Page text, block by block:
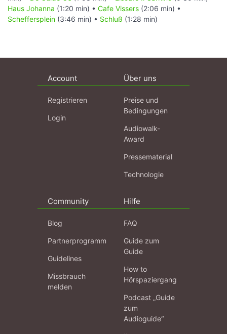
Haus Johanna (1:20 min) • Cafe Vissers (2:06 min) •
Scheffersplein (3:46 min) • Schluß (1:28 min)
Account
Registrieren
Login
Über uns
Preise und
Bedingungen
Audiowalk-
Award
Pressematerial
Technologie
Community
Blog
Partnerprogramm
Guidelines
Missbrauch
melden
Hilfe
FAQ
Guide zum
Guide
How to
Hörspaziergang
Podcast „Guide
zum
Audioguide“